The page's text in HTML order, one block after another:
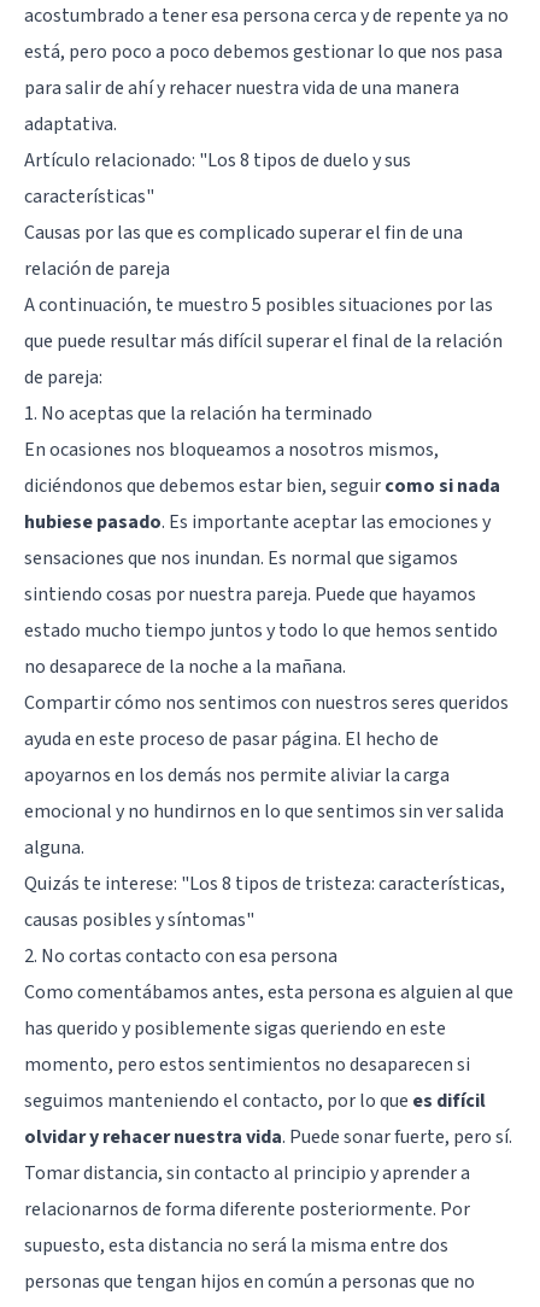
acostumbrado a tener esa persona cerca y de repente ya no
está, pero poco a poco debemos gestionar lo que nos pasa
para salir de ahí y rehacer nuestra vida de una manera
adaptativa.
Artículo relacionado: "Los 8 tipos de duelo y sus
características"
Causas por las que es complicado superar el fin de una
relación de pareja
A continuación, te muestro 5 posibles situaciones por las
que puede resultar más difícil superar el final de la relación
de pareja:
1. No aceptas que la relación ha terminado
En ocasiones nos bloqueamos a nosotros mismos,
diciéndonos que debemos estar bien, seguircomo si nada
hubiese pasado. Es importante aceptar las emociones y
sensaciones que nos inundan. Es normal que sigamos
sintiendo cosas por nuestra pareja. Puede que hayamos
estado mucho tiempo juntos y todo lo que hemos sentido
no desaparece de la noche a la mañana.
Compartir cómo nos sentimos con nuestros seres queridos
ayuda en este proceso de pasar página. El hecho de
apoyarnos en los demás nos permite aliviar la carga
emocional y no hundirnos en lo que sentimos sin ver salida
alguna.
Quizás te interese: "Los 8 tipos de tristeza: características,
causas posibles y síntomas"
2. No cortas contacto con esa persona
Como comentábamos antes, esta persona es alguien al que
has querido y posiblemente sigas queriendo en este
momento, pero estos sentimientos no desaparecen si
seguimos manteniendo el contacto, por lo que es difícil
olvidar y rehacer nuestra vida. Puede sonar fuerte, pero sí.
Tomar distancia, sin contacto al principio y aprender a
relacionarnos de forma diferente posteriormente. Por
supuesto, esta distancia no será la misma entre dos
personas que tengan hijos en común a personas que no